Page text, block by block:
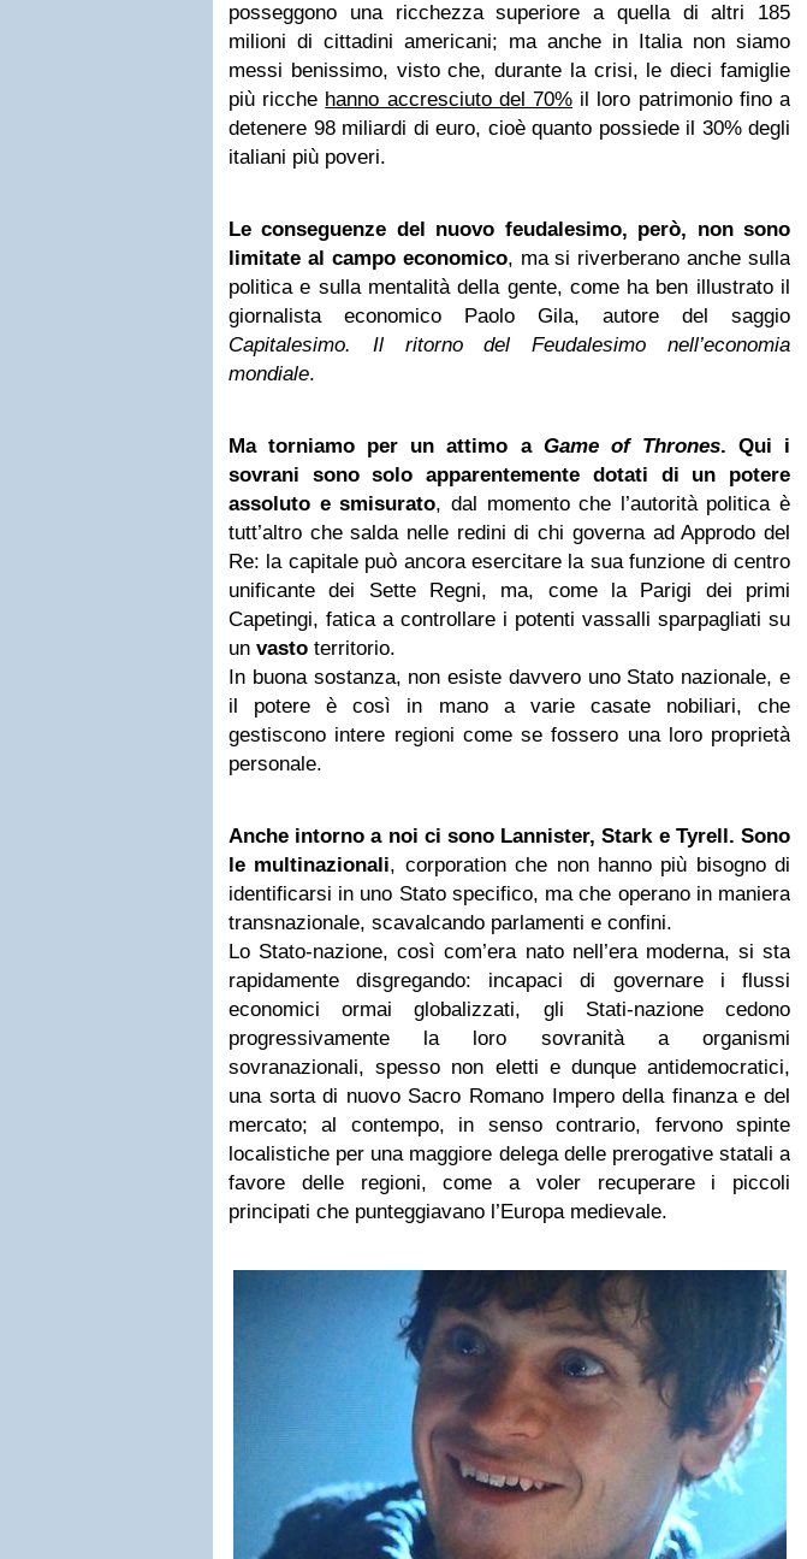
posseggono una ricchezza superiore a quella di altri 185
milioni di cittadini americani; ma anche in Italia non siamo
messi benissimo, visto che, durante la crisi, le dieci famiglie
più ricche hanno accresciuto del 70% il loro patrimonio fino a
detenere 98 miliardi di euro, cioè quanto possiede il 30% degli
italiani più poveri.
Le conseguenze del nuovo feudalesimo, però, non sono
limitate al campo economico, ma si riverberano anche sulla
politica e sulla mentalità della gente, come ha ben illustrato il
giornalista economico Paolo Gila, autore del saggio
Capitalesimo. Il ritorno del Feudalesimo nell’economia
mondiale.
Ma torniamo per un attimo a Game of Thrones. Qui i
sovrani sono solo apparentemente dotati di un potere
assoluto e smisurato, dal momento che l’autorità politica è
tutt’altro che salda nelle redini di chi governa ad Approdo del
Re: la capitale può ancora esercitare la sua funzione di centro
unificante dei Sette Regni, ma, come la Parigi dei primi
Capetingi, fatica a controllare i potenti vassalli sparpagliati su
un vasto territorio.
In buona sostanza, non esiste davvero uno Stato nazionale, e
il potere è così in mano a varie casate nobiliari, che
gestiscono intere regioni come se fossero una loro proprietà
personale.
Anche intorno a noi ci sono Lannister, Stark e Tyrell. Sono
le multinazionali, corporation che non hanno più bisogno di
identificarsi in uno Stato specifico, ma che operano in maniera
transnazionale, scavalcando parlamenti e confini.
Lo Stato-nazione, così com’era nato nell’era moderna, si sta
rapidamente disgregando: incapaci di governare i flussi
economici ormai globalizzati, gli Stati-nazione cedono
progressivamente la loro sovranità a organismi
sovranazionali, spesso non eletti e dunque antidemocratici,
una sorta di nuovo Sacro Romano Impero della finanza e del
mercato; al contempo, in senso contrario, fervono spinte
localistiche per una maggiore delega delle prerogative statali a
favore delle regioni, come a voler recuperare i piccoli
principati che punteggiavano l’Europa medievale.